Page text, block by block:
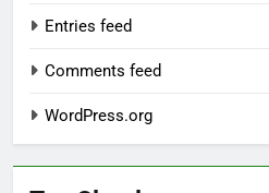
Entries feed
Comments feed
WordPress.org